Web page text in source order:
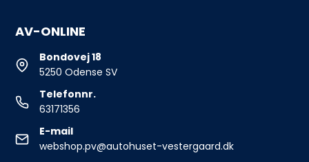
AV-ONLINE
Bondovej 18
5250 Odense SV
Telefonnr.
63171356
E-mail
webshop.pv@autohuset-vestergaard.dk